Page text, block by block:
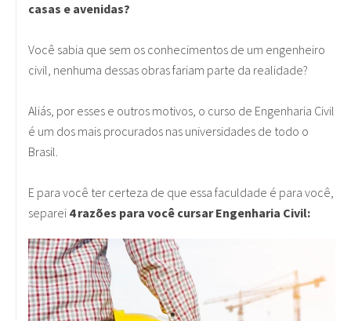
casas e avenidas?
Você sabia que sem os conhecimentos de um engenheiro
civil, nenhuma dessas obras fariam parte da realidade?
Aliás, por esses e outros motivos, o curso de Engenharia Civil
é um dos mais procurados nas universidades de todo o
Brasil.
E para você ter certeza de que essa faculdade é para você,
separei 4 razões para você cursar Engenharia Civil: